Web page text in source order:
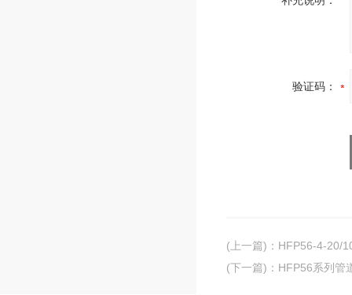
验证码：
(上一篇) ： HFP56-4-20/
(下一篇) ： HFP56系列管